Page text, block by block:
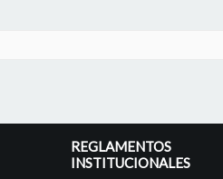
REGLAMENTOS
INSTITUCIONALES